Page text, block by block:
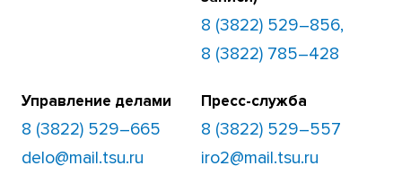
8 (3822) 529–856,
8 (3822) 785–428
Управление делами
8 (3822) 529–665
delo@mail.tsu.ru
Пресс-служба
8 (3822) 529–557
iro2@mail.tsu.ru